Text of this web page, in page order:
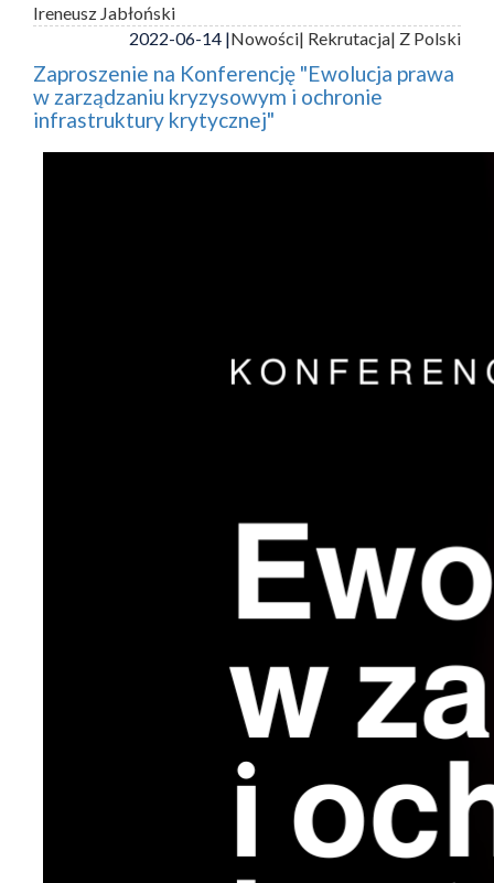
Ireneusz Jabłoński
2022-06-14 |Nowości| Rekrutacja| Z Polski
Zaproszenie na Konferencję "Ewolucja prawa
w zarządzaniu kryzysowym i ochronie
infrastruktury krytycznej"